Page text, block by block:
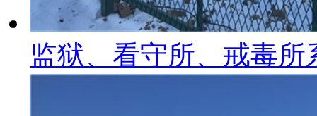
监狱、看守所、戒毒所